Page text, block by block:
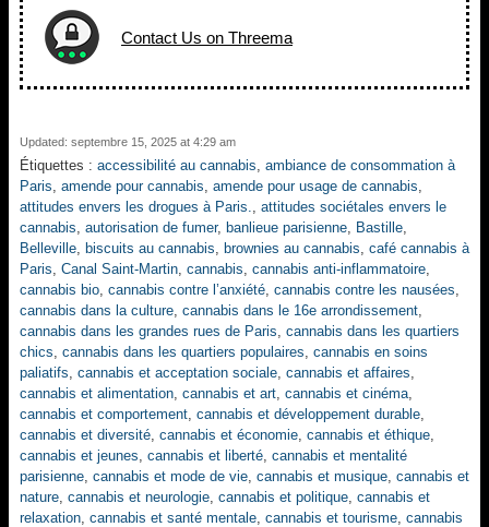
Contact Us on Threema
Updated: septembre 15, 2025 at 4:29 am
Étiquettes : accessibilité au cannabis, ambiance de consommation à
Paris, amende pour cannabis, amende pour usage de cannabis,
attitudes envers les drogues à Paris., attitudes sociétales envers le
cannabis, autorisation de fumer, banlieue parisienne, Bastille,
Belleville, biscuits au cannabis, brownies au cannabis, café cannabis à
Paris, Canal Saint-Martin, cannabis, cannabis anti-inflammatoire,
cannabis bio, cannabis contre l’anxiété, cannabis contre les nausées,
cannabis dans la culture, cannabis dans le 16e arrondissement,
cannabis dans les grandes rues de Paris, cannabis dans les quartiers
chics, cannabis dans les quartiers populaires, cannabis en soins
paliatifs, cannabis et acceptation sociale, cannabis et affaires,
cannabis et alimentation, cannabis et art, cannabis et cinéma,
cannabis et comportement, cannabis et développement durable,
cannabis et diversité, cannabis et économie, cannabis et éthique,
cannabis et jeunes, cannabis et liberté, cannabis et mentalité
parisienne, cannabis et mode de vie, cannabis et musique, cannabis et
nature, cannabis et neurologie, cannabis et politique, cannabis et
relaxation, cannabis et santé mentale, cannabis et tourisme, cannabis